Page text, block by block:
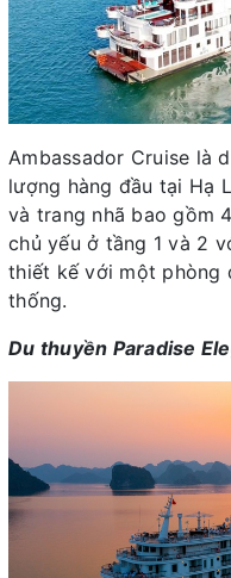
Ambassador Cruise là
lượng hàng đầu tại Hạ
và trang nhã bao gồm
chủ yếu ở tầng 1 và 2
thiết kế với một phòng
thống.
Du thuyền Paradise